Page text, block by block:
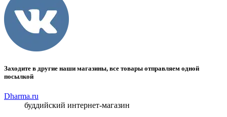
Заходите в другие наши магазины, все товары отправляем одной
посылкой
Dharma.ru
буддийский интернет-магазин